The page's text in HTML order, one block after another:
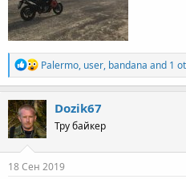
R
e
a
c
t
i
o
n
s
Palermo, user, bandana and 1
Dozik67
Тру байкер
18 Сен 2019